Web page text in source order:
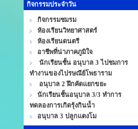
กิจกรรมประจำวัน
กิจกรรมชมรม
ห้องเรียนวิทยาศาสตร์
ห้องเรียนดนตรี
อาชีพที่น่าภาคภูมิใจ
นักเรียนชั้น อนุบาล 3 ไปชมการ
ทำงานของไปรษณีย์โพธาราม
อนุบาล 2 ฝึกคัดแยกขยะ
นักเรียนชั้นอนุบาล 3/3 ทำการ
ทดลองการเกิดรุ้งกินน้ำ
อนุบาล 3 ปลูกแตงโม